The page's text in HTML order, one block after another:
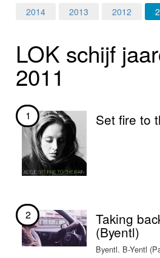
Programma's
Nieuws
Foto's
Video
Webcam
Info
2014
2013 2012
LOK schijf
2011
1 Set fire to
2 Taking
(Byentl)
Byentl. B-Yentl